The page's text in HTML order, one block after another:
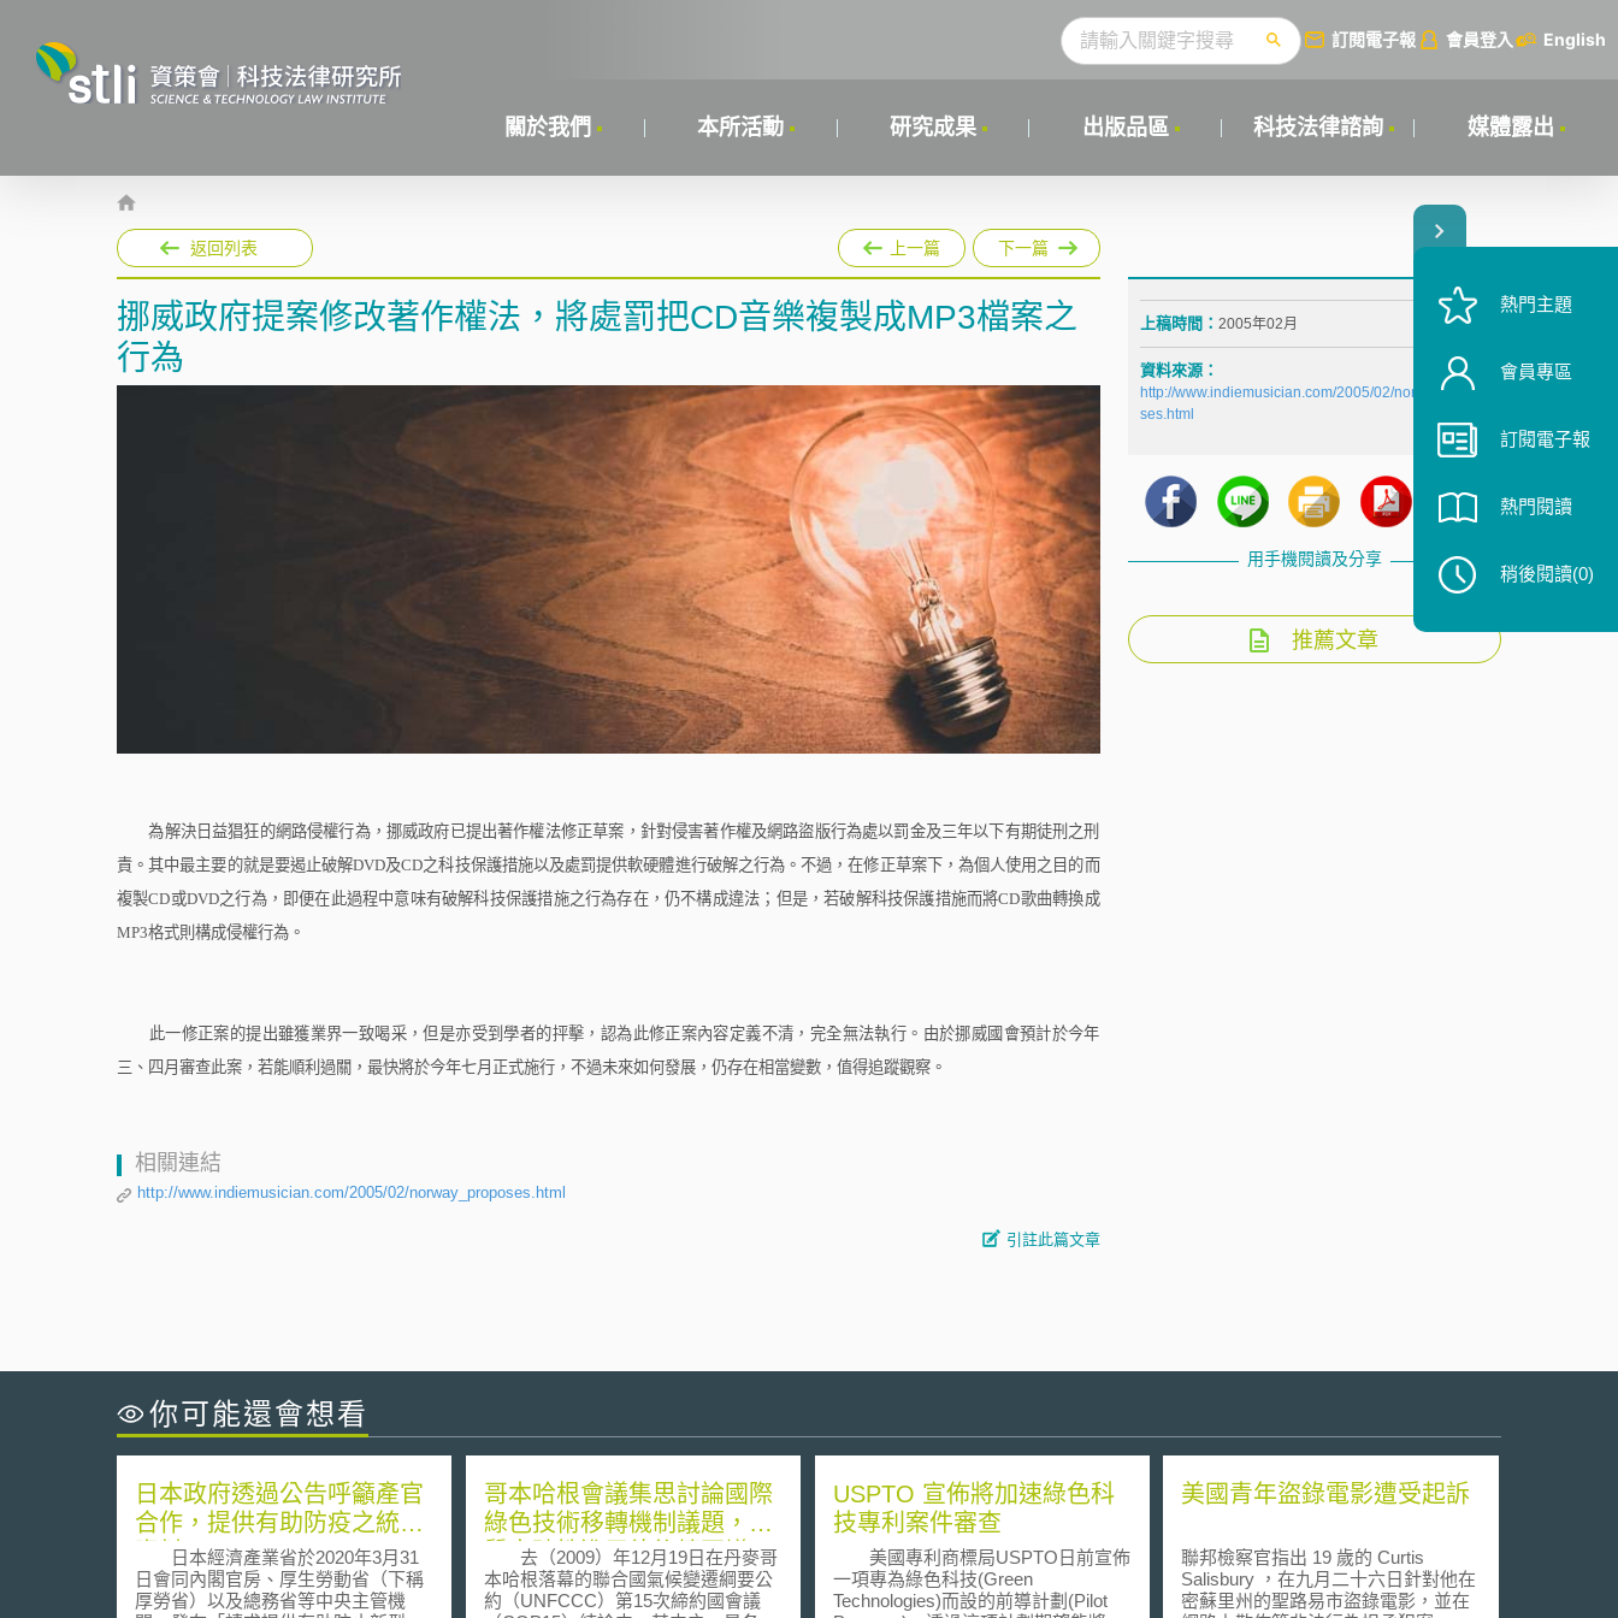
訂閱電子報 會員登入 English
關於我們 本所活動 研究成果 出版品區 科技法律諮詢 媒體露出
返回列表 上一篇 下一篇
挪威政府提案修改著作權法，將處罰把CD音樂複製成MP3檔案之
行為
為解決日益猖狂的網路侵權行為，挪威政府已提出著作權法修正草案，針對侵害著作權及網路盜版行為處以罰金及三年以下有期徒刑之刑
責。其中最主要的就是要遏止破解DVD及CD之科技保護措施以及處罰提供軟硬體進行破解之行為。不過，在修正草案下，為個人使用之目的而
複製CD或DVD之行為，即便在此過程中意味有破解科技保護措施之行為存在，仍不構成違法；但是，若破解科技保護措施而將CD歌曲轉換成
MP3格式則構成侵權行為。
此一修正案的提出雖獲業界一致喝采，但是亦受到學者的抨擊，認為此修正案內容定義不清，完全無法執行。由於挪威國會預計於今年
三、四月審查此案，若能順利過關，最快將於今年七月正式施行，不過未來如何發展，仍存在相當變數，值得追蹤觀察。
相關連結
http://www.indiemusician.com/2005/02/norway_proposes.html
引註此篇文章
上稿時間： 2005年02月
資料來源：
http://www.indiemusician.com/2005/02/norway_propo
ses.html
用手機閱讀及分享
推薦文章
你可能還會想看
日本政府透過公告呼籲產官
合作，提供有助防疫之統計
資料
日本經濟產業省於2020年3月31
日會同內閣官房、厚生勞動省（下稱
厚勞省）以及總務省等中央主管機
哥本哈根會議集思討論國際
綠色技術移轉機制議題，實
質突破性進展待後續再議
去（2009）年12月19日在丹麥哥
本哈根落幕的聯合國氣候變遷綱要公
約（UNFCCC）第15次締約國會議
USPTO 宣佈將加速綠色科
技專利案件審查
美國專利商標局USPTO日前宣佈
一項專為綠色科技(Green
Technologies)而設的前導計劃(Pilot
美國青年盜錄電影遭受起訴
聯邦檢察官指出 19 歲的 Curtis
Salisbury ，在九月二十六日針對他在
密蘇里州的聖路易市盜錄電影，並在
熱門主題
會員專區
訂閱電子報
熱門閱讀
稍後閱讀(0)